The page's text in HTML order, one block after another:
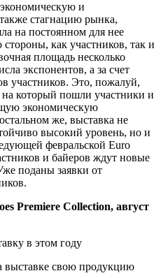
и
стагнацию рынка,
на постоянном для нее
как участников, так и
площадь несколько
экспонентов, а за счет
участников. Это, пожалуй,
который пошли участники и
экономическую
же, выставка не
высокий уровень, но и
февральской Euro
и байеров ждут новые
поданы заявки от
Premiere Collection, август
в этом году
выставке свою продукцию